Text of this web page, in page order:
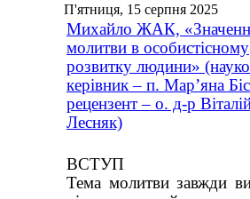
П'ятниця, 15 серпня 2025
Михайло ЖАК,
молитви в особистісному
розвитку людини»
керівник – п. Мар’яна
рецензент – о. д-р
Лесняк)
ВСТУП
Тема молитви завжди